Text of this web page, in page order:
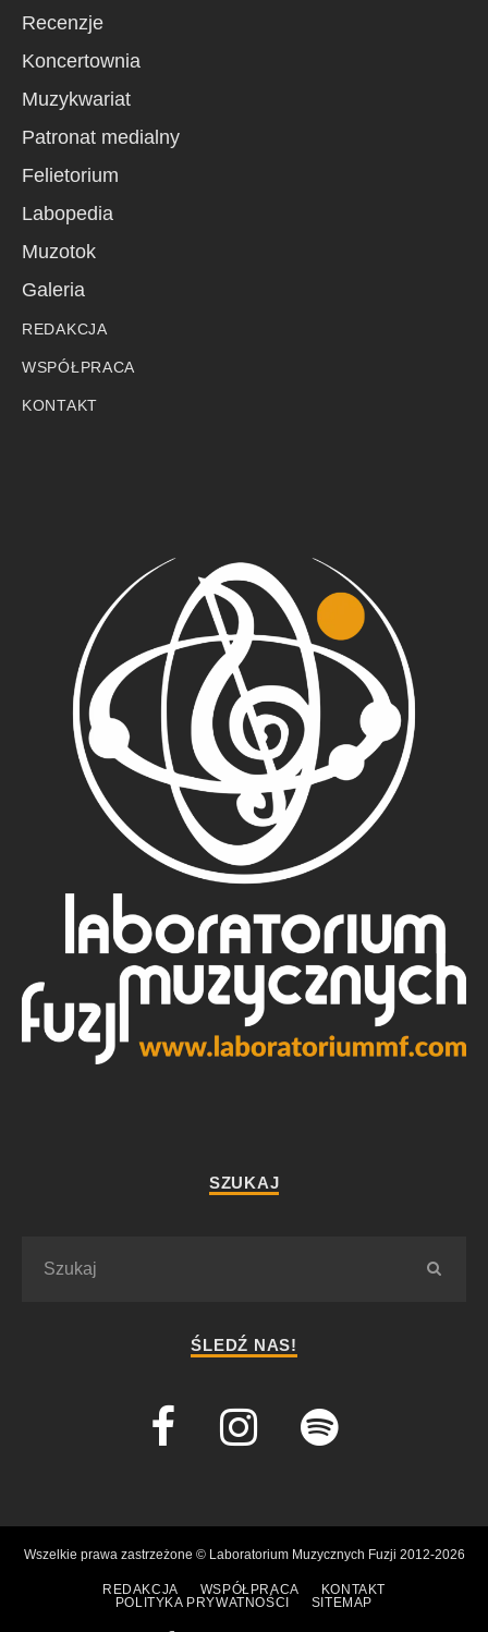
Recenzje
Koncertownia
Muzykwariat
Patronat medialny
Felietorium
Labopedia
Muzotok
Galeria
REDAKCJA
WSPÓŁPRACA
KONTAKT
SZUKAJ
ŚLEDŹ NAS!
Wszelkie prawa zastrzeżone © Laboratorium Muzycznych Fuzji 2012-2026
REDAKCJA WSPÓŁPRACA
KONTAKT
POLITYKA PRYWATNOŚCI
SITEMAP